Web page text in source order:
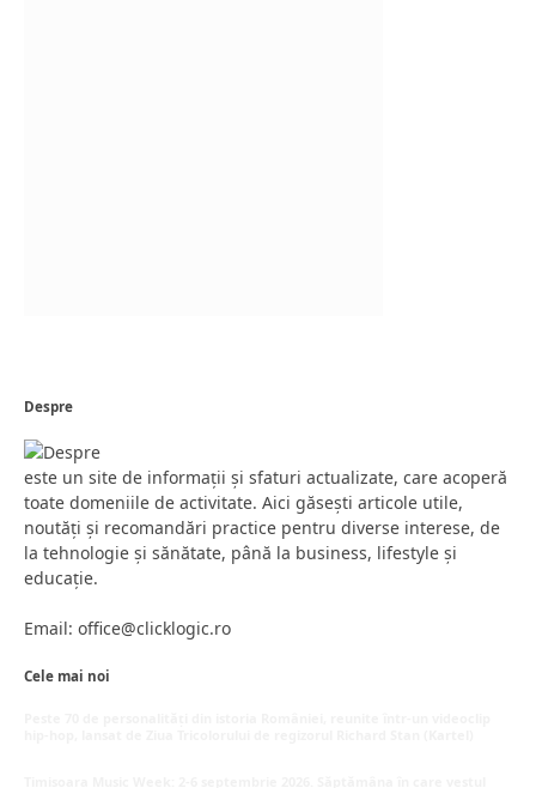
Despre
este un site de informații și sfaturi actualizate, care acoperă
toate domeniile de activitate. Aici găsești articole utile,
noutăți și recomandări practice pentru diverse interese, de
la tehnologie și sănătate, până la business, lifestyle și
educație.
Email: office@clicklogic.ro
Cele mai noi